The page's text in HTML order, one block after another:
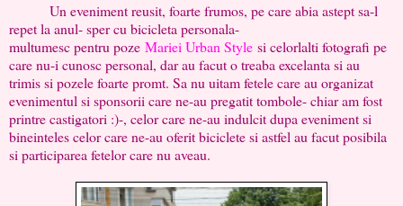
Un eveniment reusit, foarte frumos, pe care abia astept sa-l
repet la anul- sper cu bicicleta personala-
multumesc pentru poze Mariei Urban Style si celorlalti fotografi pe
care nu-i cunosc personal, dar au facut o treaba excelanta si au
trimis si pozele foarte promt. Sa nu uitam fetele care au organizat
evenimentul si sponsorii care ne-au pregatit tombole- chiar am fost
printre castigatori :)-, celor care ne-au indulcit dupa eveniment si
bineinteles celor care ne-au oferit biciclete si astfel au facut posibila
si participarea fetelor care nu aveau.